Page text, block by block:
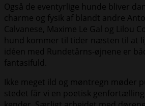
Også de eventyrlige hunde bliver
charme og fysik af blandt andre
Calvanese, Maxime Le Gal og Lilou
hund kommer til tider næsten til at
idéen med Rundetårns-øjnene er
fantasifuld.
Ikke meget ild og møntregn møder
stedet får vi en poetisk